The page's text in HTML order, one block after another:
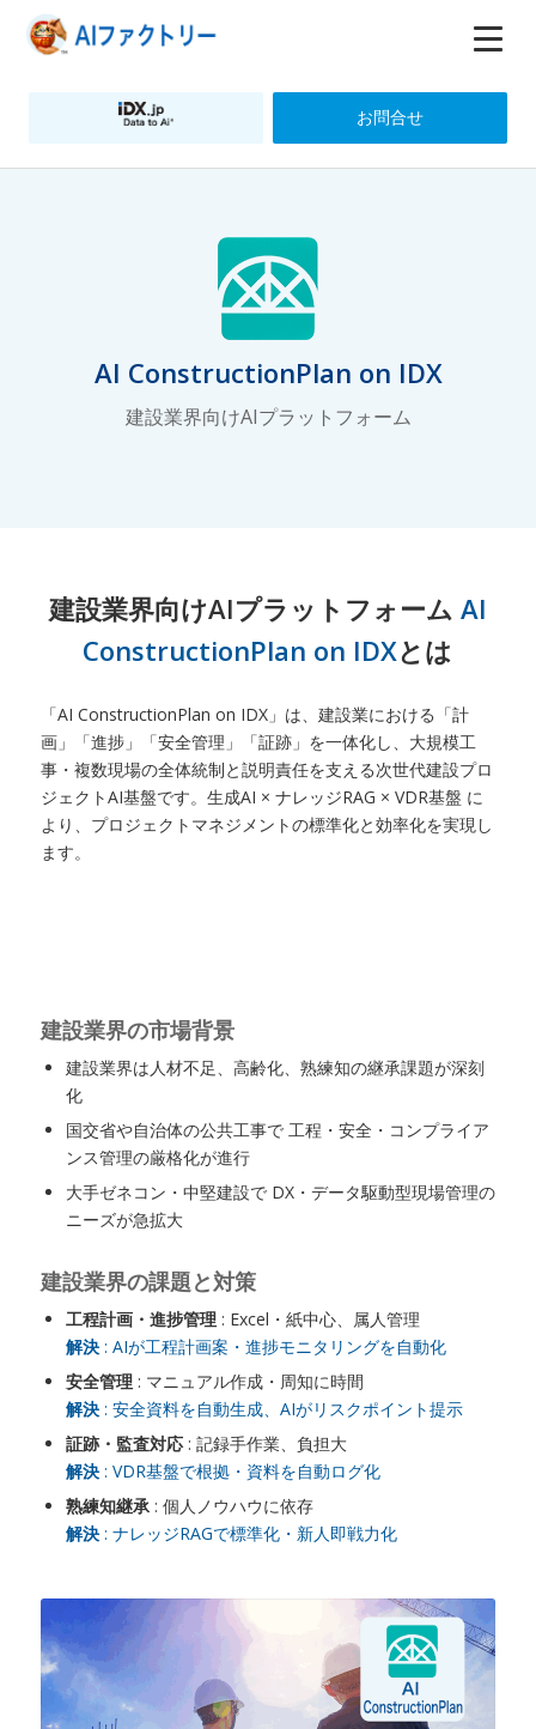
お問合せ
AI ConstructionPlan on IDX
建設業界向けAIプラットフォーム
建設業界向けAIプラットフォーム AI
ConstructionPlan on IDXとは
「AI ConstructionPlan on IDX」は、建設業における「計
画」「進捗」「安全管理」「証跡」を一体化し、大規模工
事・複数現場の全体統制と説明責任を支える次世代建設プロ
ジェクトAI基盤です。生成AI × ナレッジRAG × VDR基盤 に
より、プロジェクトマネジメントの標準化と効率化を実現し
ます。
建設業界の市場背景
建設業界は人材不足、高齢化、熟練知の継承課題が深刻
化
国交省や自治体の公共工事で 工程・安全・コンプライア
ンス管理の厳格化が進行
大手ゼネコン・中堅建設で DX・データ駆動型現場管理の
ニーズが急拡大
建設業界の課題と対策
工程計画・進捗管理: Excel・紙中心、属人管理
解決: AIが工程計画案・進捗モニタリングを自動化
安全管理: マニュアル作成・周知に時間
解決: 安全資料を自動生成、AIがリスクポイント提示
証跡・監査対応: 記録手作業、負担大
解決: VDR基盤で根拠・資料を自動ログ化
熟練知継承: 個人ノウハウに依存
解決: ナレッジRAGで標準化・新人即戦力化